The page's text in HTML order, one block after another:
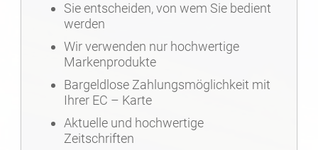
Sie entscheiden, von wem Sie bedient
werden
Wir verwenden nur hochwertige
Markenprodukte
Bargeldlose Zahlungsmöglichkeit mit
Ihrer EC – Karte
Aktuelle und hochwertige
Zeitschriften